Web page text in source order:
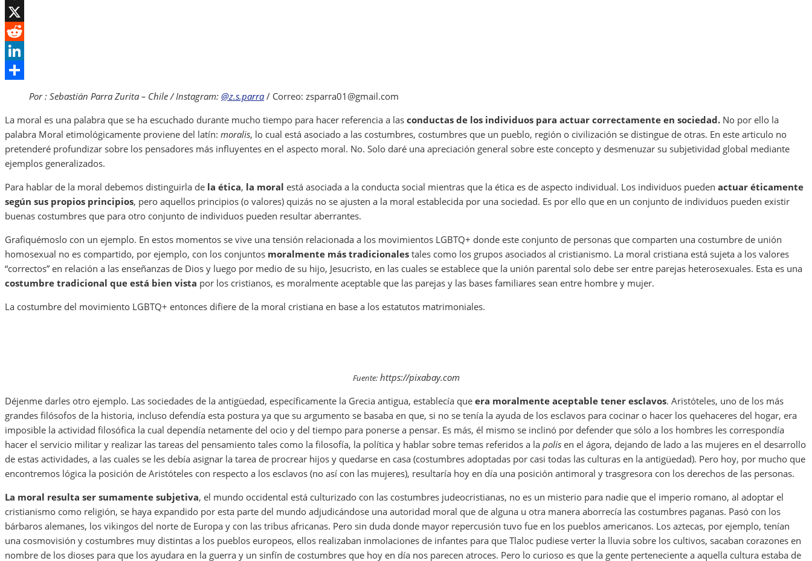
Threads
X
Reddit
LinkedIn
Por : Sebastián Parra Zurita – Chile / Instagram: @z.s.parra / Correo: zsparra01@gmail.com
La moral es una palabra que se ha escuchado durante mucho tiempo para hacer referencia a las conductas de los individuos para actuar correctamente en sociedad. No por ello la
palabra Moral etimológicamente proviene del latín: moralis, lo cual está asociado a las costumbres, costumbres que un pueblo, región o civilización se distingue de otras. En este articulo no
pretenderé profundizar sobre los pensadores más influyentes en el aspecto moral. No. Solo daré una apreciación general sobre este concepto y desmenuzar su subjetividad global mediante
ejemplos generalizados.
Para hablar de la moral debemos distinguirla de la ética, la moral está asociada a la conducta social mientras que la ética es de aspecto individual. Los individuos pueden actuar éticamente
según sus propios principios, pero aquellos principios (o valores) quizás no se ajusten a la moral establecida por una sociedad. Es por ello que en un conjunto de individuos pueden existir
buenas costumbres que para otro conjunto de individuos pueden resultar aberrantes.
Grafiquémoslo con un ejemplo. En estos momentos se vive una tensión relacionada a los movimientos LGBTQ+ donde este conjunto de personas que comparten una costumbre de unión
homosexual no es compartido, por ejemplo, con los conjuntos moralmente más tradicionales tales como los grupos asociados al cristianismo. La moral cristiana está sujeta a los valores
“correctos” en relación a las enseñanzas de Dios y luego por medio de su hijo, Jesucristo, en las cuales se establece que la unión parental solo debe ser entre parejas heterosexuales. Esta es una
costumbre tradicional que está bien vista por los cristianos, es moralmente aceptable que las parejas y las bases familiares sean entre hombre y mujer.
La costumbre del movimiento LGBTQ+ entonces difiere de la moral cristiana en base a los estatutos matrimoniales.
Fuente:https://pixabay.com
Déjenme darles otro ejemplo. Las sociedades de la antigüedad, específicamente la Grecia antigua, establecía que era moralmente aceptable tener esclavos. Aristóteles, uno de los más
grandes filósofos de la historia, incluso defendía esta postura ya que su argumento se basaba en que, si no se tenía la ayuda de los esclavos para cocinar o hacer los quehaceres del hogar, era
imposible la actividad filosófica la cual dependía netamente del ocio y del tiempo para ponerse a pensar. Es más, él mismo se inclinó por defender que sólo a los hombres les correspondía
hacer el servicio militar y realizar las tareas del pensamiento tales como la filosofía, la política y hablar sobre temas referidos a la polis en el ágora, dejando de lado a las mujeres en el desarrollo
de estas actividades, a las cuales se les debía asignar la tarea de procrear hijos y quedarse en casa (costumbres adoptadas por casi todas las culturas en la antigüedad). Pero hoy, por mucho que
encontremos lógica la posición de Aristóteles con respecto a los esclavos (no así con las mujeres), resultaría hoy en día una posición antimoral y trasgresora con los derechos de las personas.
La moral resulta ser sumamente subjetiva, el mundo occidental está culturizado con las costumbres judeocristianas, no es un misterio para nadie que el imperio romano, al adoptar el
cristianismo como religión, se haya expandido por esta parte del mundo adjudicándose una autoridad moral que de alguna u otra manera aborrecía las costumbres paganas. Pasó con los
bárbaros alemanes, los vikingos del norte de Europa y con las tribus africanas. Pero sin duda donde mayor repercusión tuvo fue en los pueblos americanos. Los aztecas, por ejemplo, tenían
una cosmovisión y costumbres muy distintas a los pueblos europeos, ellos realizaban inmolaciones de infantes para que Tlaloc pudiese verter la lluvia sobre los cultivos, sacaban corazones en
nombre de los dioses para que los ayudara en la guerra y un sinfín de costumbres que hoy en día nos parecen atroces. Pero lo curioso es que la gente perteneciente a aquella cultura estaba de